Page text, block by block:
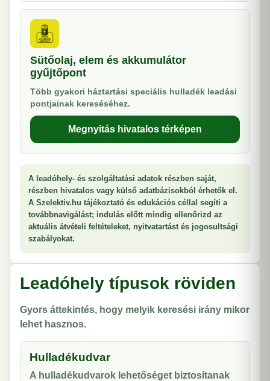
Sütőolaj, elem és akkumulátor
gyűjtőpont
Több gyakori háztartási speciális hulladék leadási
pontjainak kereséséhez.
Megnyitás hivatalos térképen
A leadóhely- és szolgáltatási adatok részben saját,
részben hivatalos vagy külső adatbázisokból érhetők el.
A Szelektiv.hu tájékoztató és edukációs céllal segíti a
továbbnavigálást; indulás előtt mindig ellenőrizd az
aktuális átvételi feltételeket, nyitvatartást és jogosultsági
szabályokat.
Leadóhely típusok röviden
Gyors áttekintés, hogy melyik keresési irány mikor
lehet hasznos.
Hulladékudvar
A hulladékudvarok lehetőséget biztosítanak